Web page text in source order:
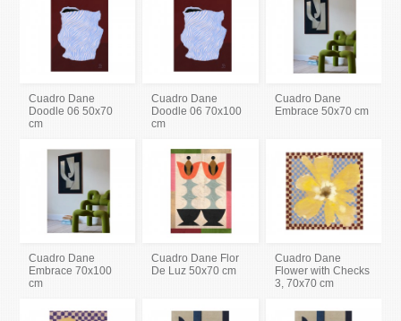
Cuadro Dane
Doodle 06 50x70
cm
Cuadro Dane
Doodle 06 70x100
cm
Cuadro Dane
Embrace 50x70 cm
Cuadro Dane
Embrace 70x100
cm
Cuadro Dane Flor
De Luz 50x70 cm
Cuadro Dane
Flower with Checks
3, 70x70 cm